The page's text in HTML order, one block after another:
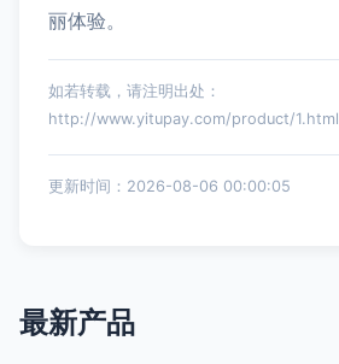
丽体验。
如若转载，请注明出处：
http://www.yitupay.com/product/1.html
更新时间：2026-08-06 00:00:05
最新产品